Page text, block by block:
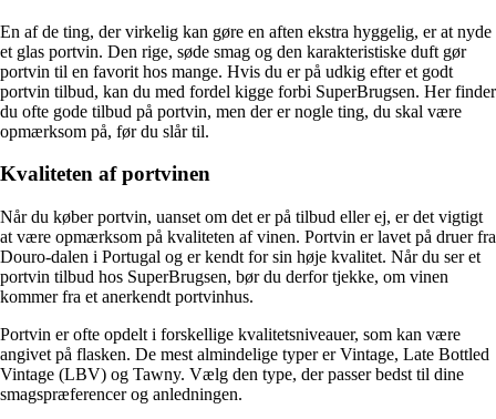
En af de ting, der virkelig kan gøre en aften ekstra hyggelig, er at nyde
et glas portvin. Den rige, søde smag og den karakteristiske duft gør
portvin til en favorit hos mange. Hvis du er på udkig efter et godt
portvin tilbud, kan du med fordel kigge forbi SuperBrugsen. Her finder
du ofte gode tilbud på portvin, men der er nogle ting, du skal være
opmærksom på, før du slår til.
Kvaliteten af portvinen
Når du køber portvin, uanset om det er på tilbud eller ej, er det vigtigt
at være opmærksom på kvaliteten af vinen. Portvin er lavet på druer fra
Douro-dalen i Portugal og er kendt for sin høje kvalitet. Når du ser et
portvin tilbud hos SuperBrugsen, bør du derfor tjekke, om vinen
kommer fra et anerkendt portvinhus.
Portvin er ofte opdelt i forskellige kvalitetsniveauer, som kan være
angivet på flasken. De mest almindelige typer er Vintage, Late Bottled
Vintage (LBV) og Tawny. Vælg den type, der passer bedst til dine
smagspræferencer og anledningen.